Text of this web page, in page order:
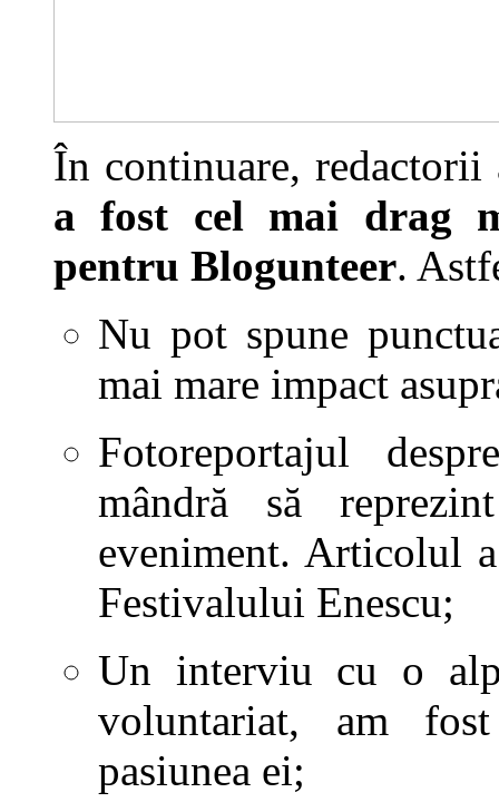
În continuare,
a fost cel mai drag
pentru Blogunteer.
Nu pot spune
mai mare impact
Fotoreportajul
mândră să
eveniment. Articolul
Festivalului Enescu;
Un interviu cu o
voluntariat, am
pasiunea ei;